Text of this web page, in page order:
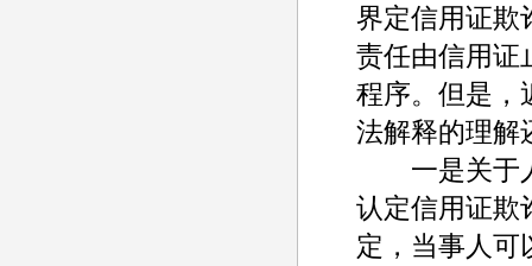
界定信用证欺
责任由信用证
程序。但是，
法解释的理解
一是关于人
认定信用证欺
定，当事人可